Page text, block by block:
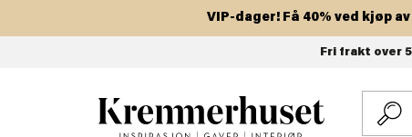
Hopp
VIP-dager! Få 40% ved kjøp av
Fri frakt over